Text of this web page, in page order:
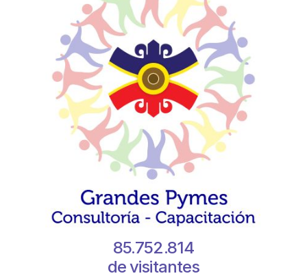
85.752.814
de visitantes